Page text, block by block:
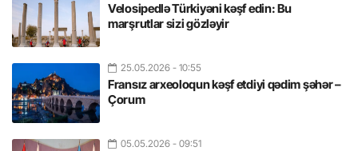
Velosipedlə Türkiyəni kəşf edin: Bu
marşrutlar sizi gözləyir
25.05.2026 - 10:55
Fransız arxeoloqun kəşf etdiyi qədim şəhər –
Çorum
05.05.2026 - 09:51